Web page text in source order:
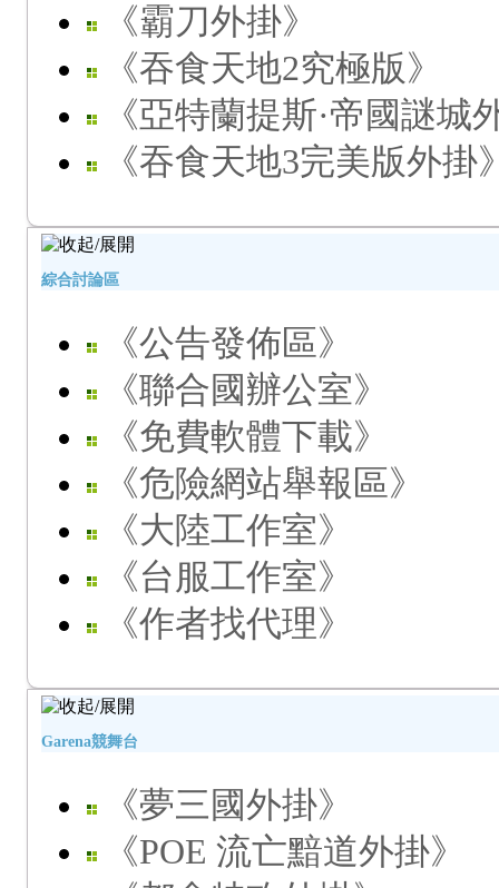
《霸刀外掛》
《吞食天地2究極版》
《亞特蘭提斯·帝國謎城
《吞食天地3完美版外掛
綜合討論區
《公告發佈區》
《聯合國辦公室》
《免費軟體下載》
《危險網站舉報區》
《大陸工作室》
《台服工作室》
《作者找代理》
Garena競舞台
《夢三國外掛》
《POE 流亡黯道外掛》